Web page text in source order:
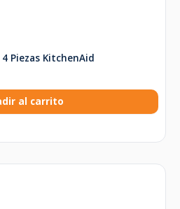
Piezas KitchenAid
al carrito